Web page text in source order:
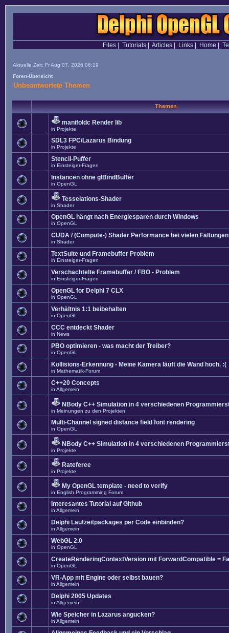
Files| Tutorials| Articles| Links| Home
Aktuelle Zeit: Fr Aug 07, 2026 06:19
Foren-Übersicht
Unbeantwortete Themen
Themen
manifoldc Render lib
in Projekte
SDL3 FPC/Lazarus Bindung
in Projekte
Stencil-Puffer
in Einsteiger-Fragen
Instancen ohne glBindBuffer
in OpenGL
Tesselations-Shader
in Shader
OpenGL hängt nach Energiesparen durch Windows
in OpenGL
CUDA / (Compute-) Shader Performance bei vielen Faltungen
in Shader
TextSuite und Framebuffer Problem
in Einsteiger-Fragen
Verschachtelte Framebuffer / FBO - Problem
in Einsteiger-Fragen
OpenGL for Delphi 7 CLX
in OpenGL
Verhältnis 1:1 beibehalten
in OpenGL
CCC entdeckt Shader
in News
PBO optimieren - was macht der Treiber?
in OpenGL
Kollisions-Erkennung - Meine Kamera läuft die Wand hoch. :(
in Mathematik-Forum
C++20 Concepts
in Allgemein
NBody C++ Simulation in 4 verschiedenen
in Meinungen zu den Projekten
Multi-Channel signed distance field font rendering
in OpenGL
NBody C++ Simulation in 4 verschiedenen
in Projekte
Rateferee
in Projekte
My OpenGL template - need to verify
in English Programming Forum
Interesantes Tutorial auf Github
in Allgemein
Delphi Laufzeitpackages per Code einbinden?
in Allgemein
WebGL 2.0
in OpenGL
CreateRenderingContextVersion mit ForwardCompatible =
in OpenGL
VR-App mit Engine oder selbst bauen?
in Allgemein
Delphi 2005 Updates
in Allgemein
Wie Speicher in Lazarus angucken?
in Allgemein